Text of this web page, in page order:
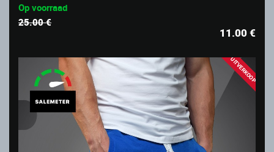
Op voorraad
25.00 €
11.00€
UITVERKOOP